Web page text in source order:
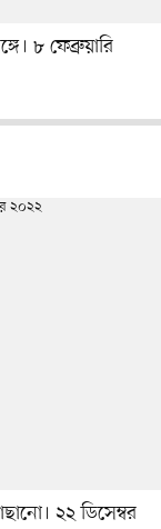
৮ ফেব্রুয়ারি
২২ ডিসেম্বর